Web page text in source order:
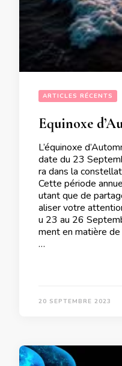
ARTICLES RÉCENTS
Equinoxe
L’équinoxe
date du 23
ra dans la
Cette période
utant que de
aliser votre
u 23 au 26
ment en matière
…
20 SEPTEMBRE 2023